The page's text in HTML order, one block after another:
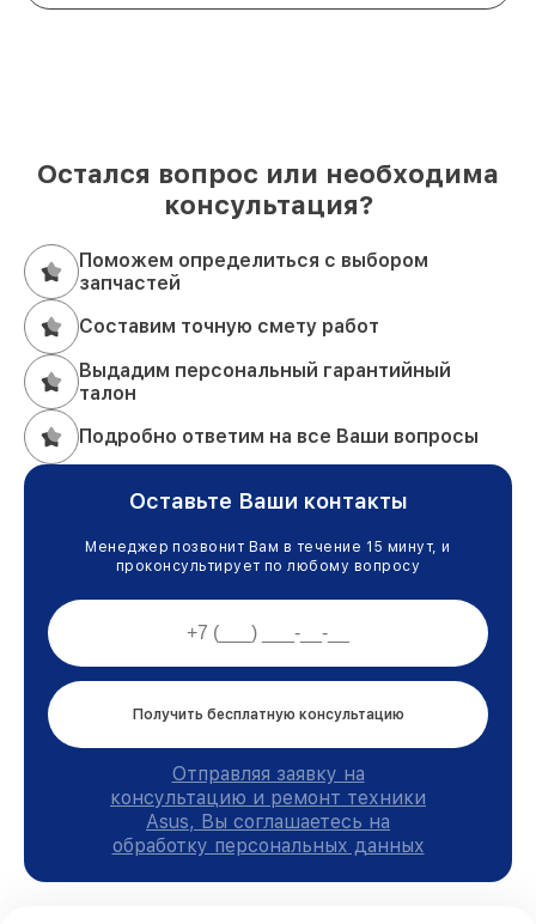
Остался вопрос или необходима
консультация?
Поможем определиться с выбором
запчастей
Составим точную смету работ
Выдадим персональный гарантийный
талон
Подробно ответим на все Ваши вопросы
Оставьте Ваши контакты
Менеджер позвонит Вам в течение 15 минут, и
проконсультирует по любому вопросу
Получить бесплатную консультацию
Отправляя заявку на
консультацию и ремонт техники
Asus, Вы соглашаетесь на
обработку персональных данных